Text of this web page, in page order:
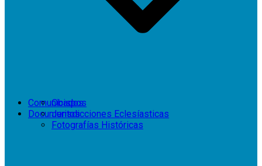
Obispos
Jurisdicciones Eclesíasticas
Fotografías Históricas
Comunicados
Documentos